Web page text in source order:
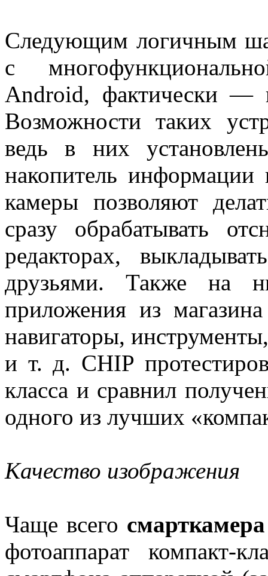
Следующим логичным
с
Android, фактически —
Возможности таких
ведь в них
накопитель
камеры позволяют
сразу обрабатывать
редакторах,
друзьями. Также на
приложения из
навигаторы,
и т. д. CHIP
класса и сравнил
одного из лучших
Качество изображения
Чаще всего
фотоаппарат компакт-